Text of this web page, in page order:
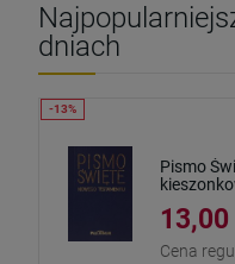
dniach
Pismo
13,00
Cena